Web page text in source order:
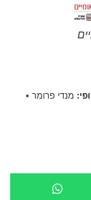
מנדי פרומר •